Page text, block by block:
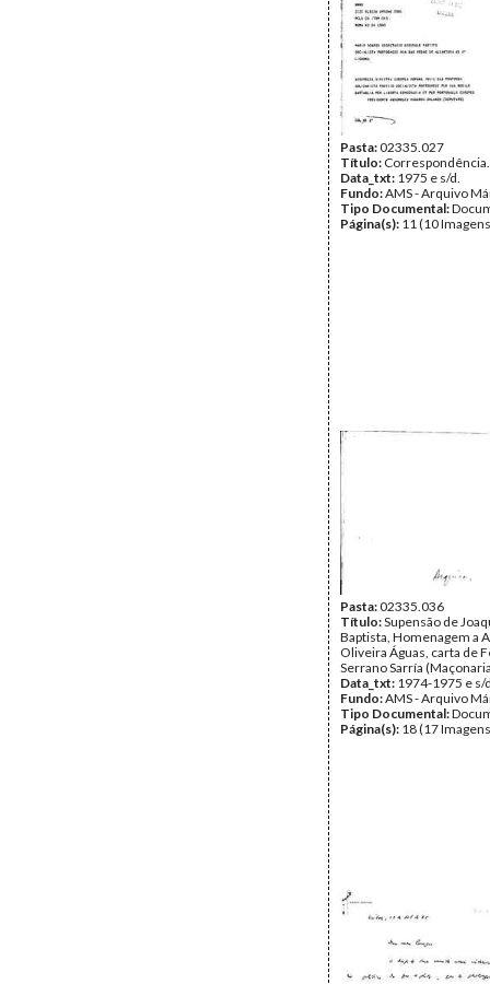
Pasta:02335.027
Título: Correspondência.
Data_txt: 1975 e s/d.
Fundo:AMS - Arquivo
Tipo Documental:
Página(s): 11 (10
Pasta:02335.036
Título:Supensão de
Baptista, Homenagem a
Oliveira Águas, carta de
Serrano Sarría
Data_txt: 1974-1975 e s/
Fundo:AMS - Arquivo
Tipo Documental:
Página(s): 18 (17